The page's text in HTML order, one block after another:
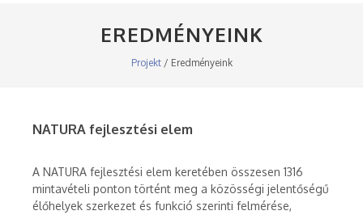
EREDMÉNYEINK
Projekt/ Eredményeink
NATURA fejlesztési elem
A NATURA fejlesztési elem keretében összesen 1316
mintavételi ponton történt meg a közösségi jelentőségű
élőhelyek szerkezet és funkció szerinti felmérése,